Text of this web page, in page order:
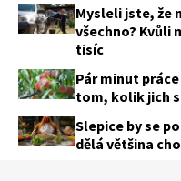
Mysleli jste, že
všechno? Kvůli
tisíc
Pár minut
tom, kolik jich
Slepice by se
dělá většina